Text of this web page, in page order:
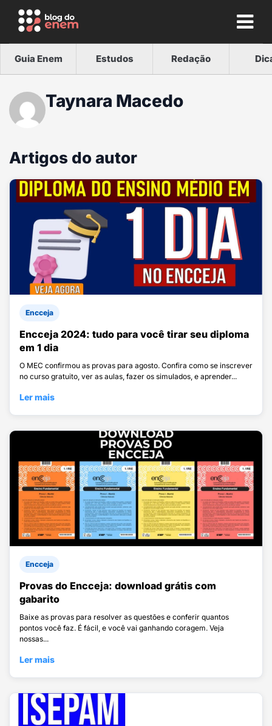
Guia Enem Estudos Redação
Taynara Macedo
Artigos do autor
Encceja
Encceja 2024: tudo para você tirar seu diploma
em 1 dia
O MEC confirmou as provas para agosto. Confira como se inscrever
no curso gratuito, ver as aulas, fazer os simulados, e aprender...
Ler mais
Encceja
Provas do Encceja: download grátis com
gabarito
Baixe as provas para resolver as questões e conferir quantos
pontos você faz. É fácil, e você vai ganhando coragem. Veja
nossas...
Ler mais